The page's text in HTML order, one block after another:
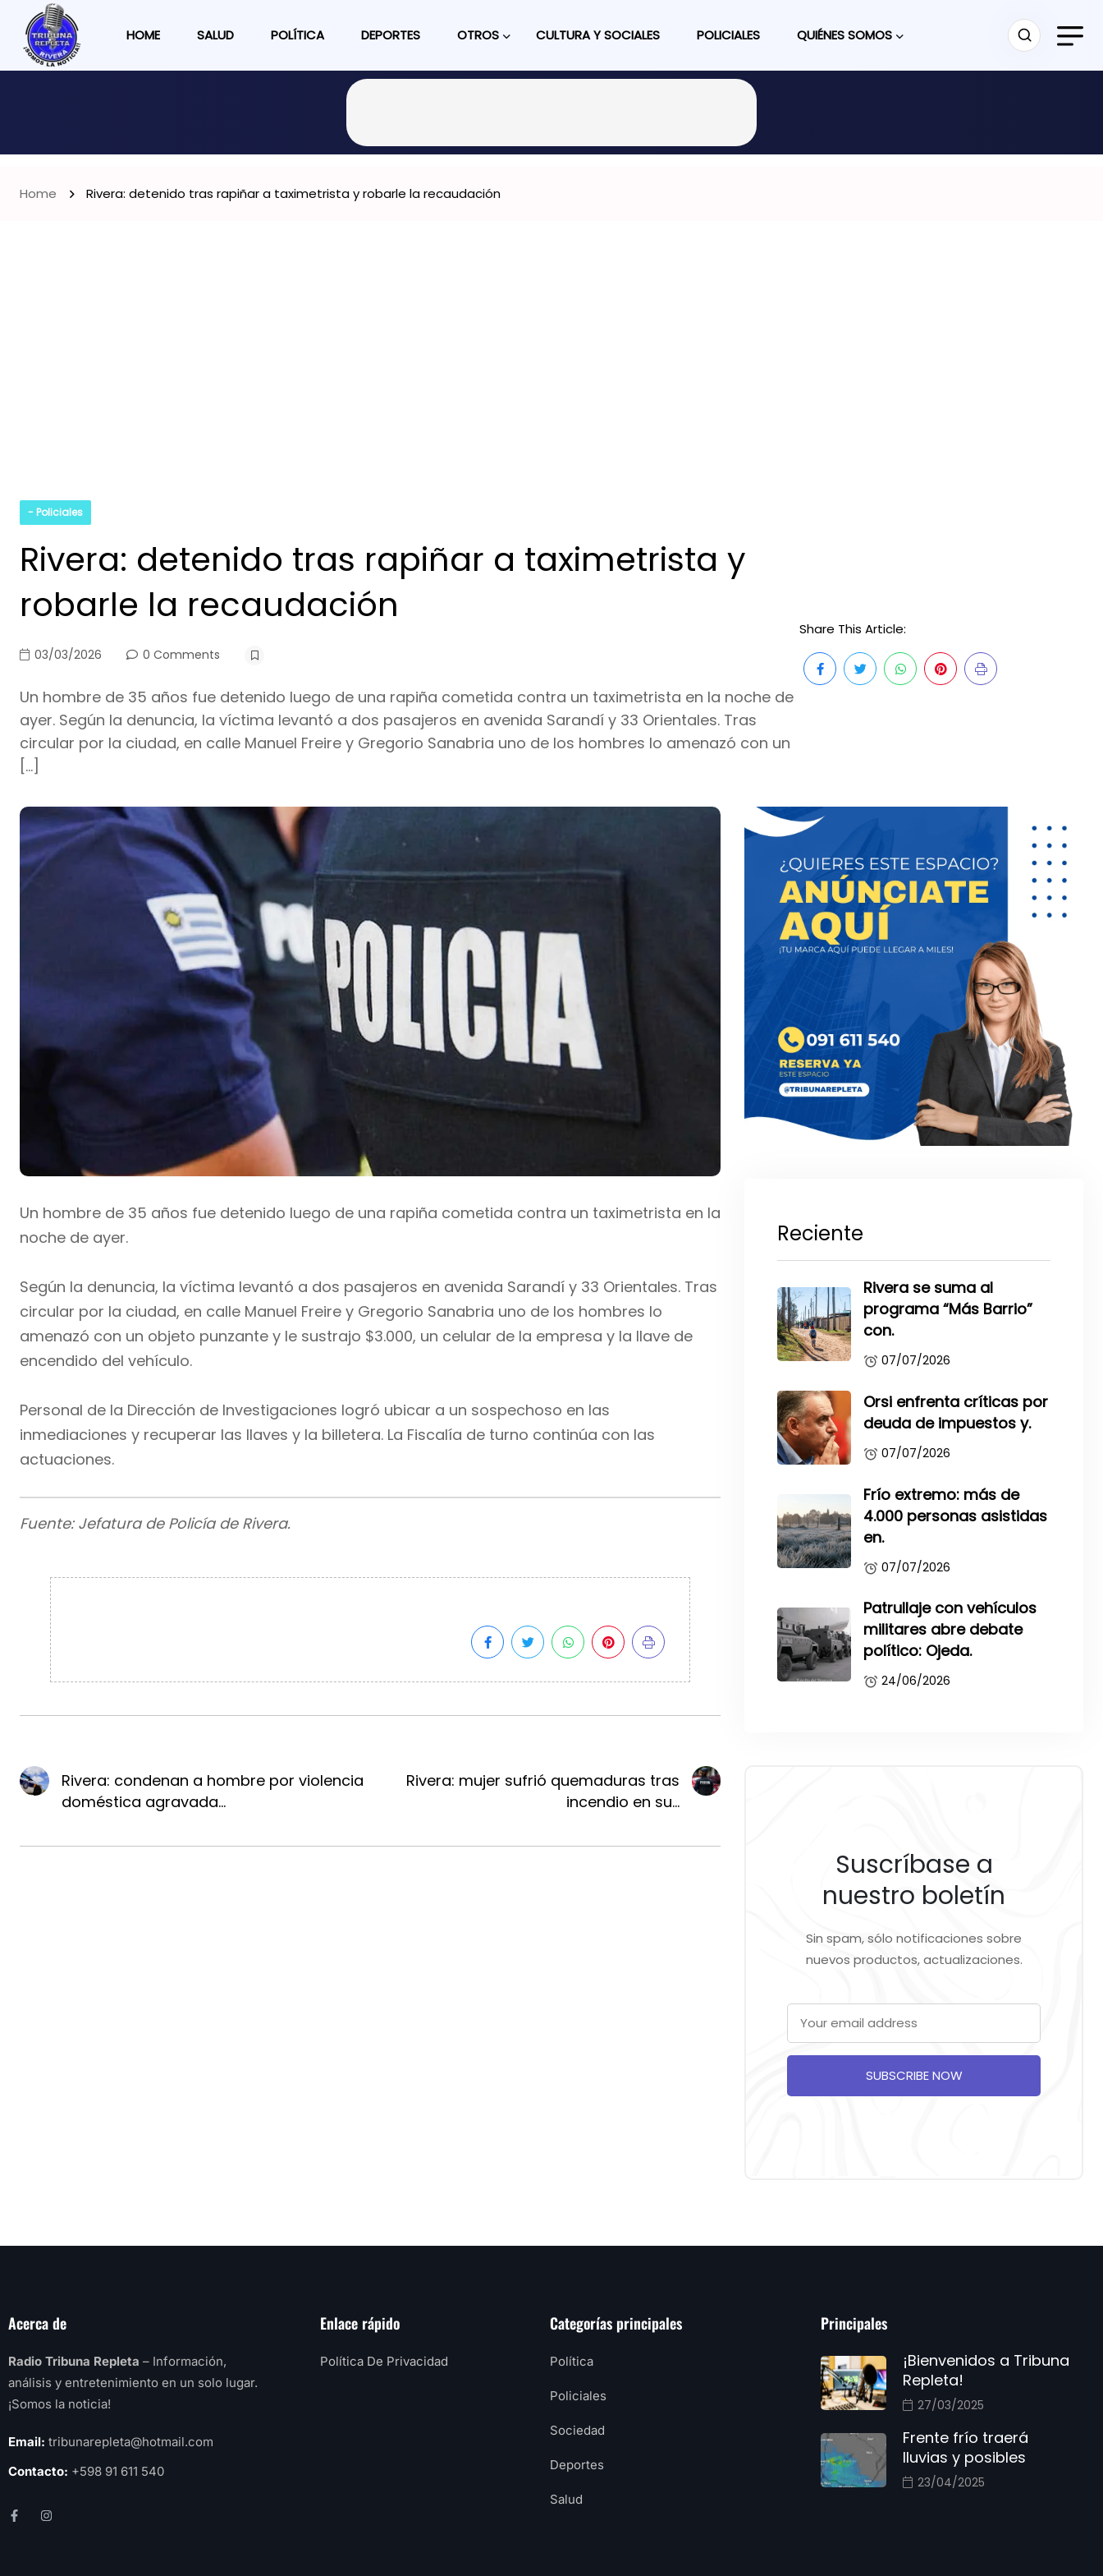
HOME SALUD POLÍTICA DEPORTES OTROS CULTURA Y SOCIALES POLICIALES QUIÉNES SOMOS
Home Rivera: detenido tras rapiñar a taximetrista y robarle la recaudación
- Policiales
Rivera: detenido tras rapiñar a taximetrista y
robarle la recaudación
03/03/2026 0 Comments
Un hombre de 35 años fue detenido luego de una rapiña cometida contra un taximetrista en la noche de
ayer. Según la denuncia, la víctima levantó a dos pasajeros en avenida Sarandí y 33 Orientales. Tras
circular por la ciudad, en calle Manuel Freire y Gregorio Sanabria uno de los hombres lo amenazó con un
[…]
Share This Article:
Un hombre de 35 años fue detenido luego de una rapiña cometida contra un taximetrista en la
noche de ayer.
Según la denuncia, la víctima levantó a dos pasajeros en avenida Sarandí y 33 Orientales. Tras
circular por la ciudad, en calle Manuel Freire y Gregorio Sanabria uno de los hombres lo
amenazó con un objeto punzante y le sustrajo $3.000, un celular de la empresa y la llave de
encendido del vehículo.
Personal de la Dirección de Investigaciones logró ubicar a un sospechoso en las
inmediaciones y recuperar las llaves y la billetera. La Fiscalía de turno continúa con las
actuaciones.
Fuente: Jefatura de Policía de Rivera.
Rivera: condenan a hombre por violencia
doméstica agravada...
Rivera: mujer sufrió quemaduras tras
incendio en su...
Reciente
Rivera se suma al
programa “Más Barrio”
con.
07/07/2026
Orsi enfrenta críticas por
deuda de impuestos y.
07/07/2026
Frío extremo: más de
4.000 personas asistidas
en.
07/07/2026
Patrullaje con vehículos
militares abre debate
político: Ojeda.
24/06/2026
Suscríbase a
nuestro boletín
Sin spam, sólo notificaciones sobre
nuevos productos, actualizaciones.
SUBSCRIBE NOW
Acerca de
Radio Tribuna Repleta – Información,
análisis y entretenimiento en un solo lugar.
¡Somos la noticia!
Email: tribunarepleta@hotmail.com
Contacto: +598 91 611 540
Enlace rápido
Política De Privacidad
Categorías principales
Política
Policiales
Sociedad
Deportes
Salud
Principales
¡Bienvenidos a Tribuna
Repleta!
27/03/2025
Frente frío traerá
lluvias y posibles
23/04/2025